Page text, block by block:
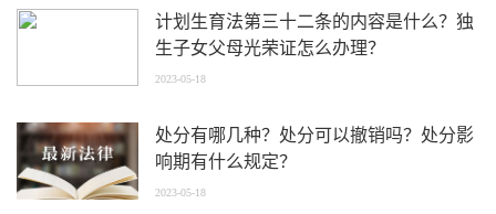
计划生育法第三十二条的内容是什么？独
生子女父母光荣证怎么办理？
2023-05-18
处分有哪几种？处分可以撤销吗？处分影
响期有什么规定？
2023-05-18